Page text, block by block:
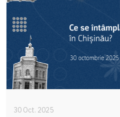
30 Oct. 2025